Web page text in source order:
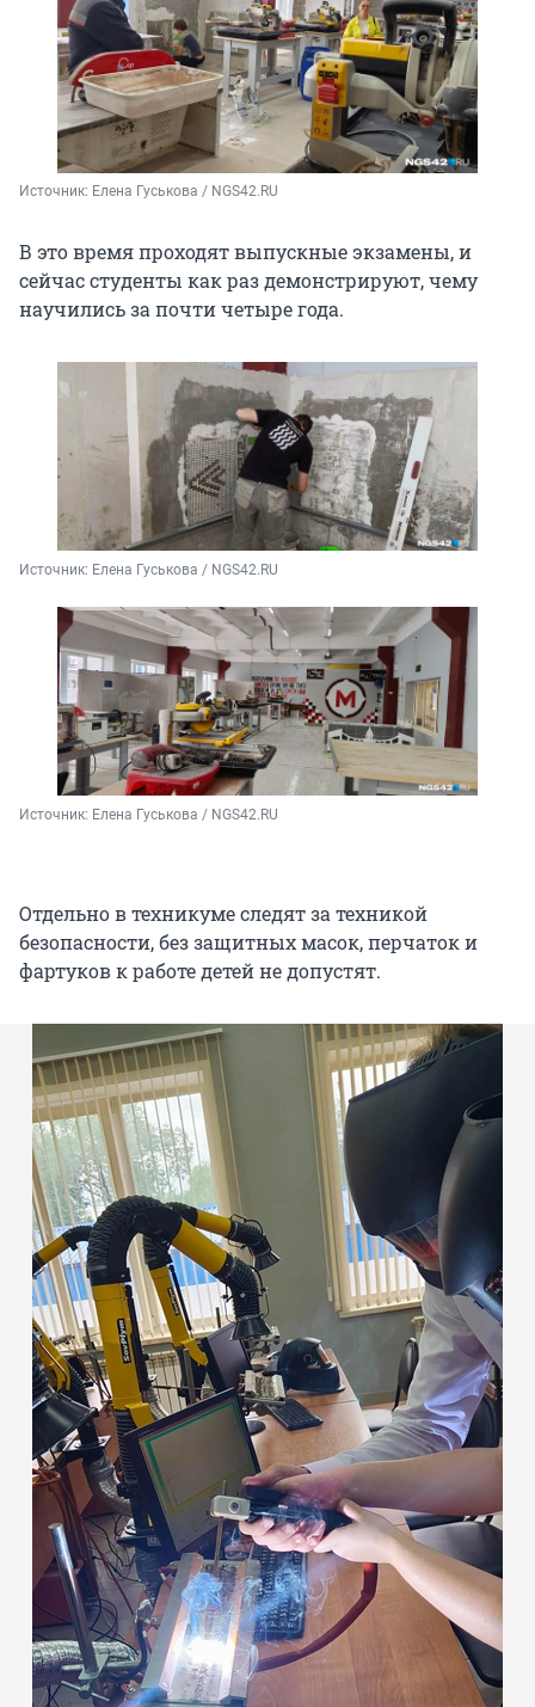
Источник: Елена Гуськова / NGS42.RU
В это время проходят выпускные экзамены, и
сейчас студенты как раз демонстрируют, чему
научились за почти четыре года.
Источник: Елена Гуськова / NGS42.RU
Источник: Елена Гуськова / NGS42.RU
Отдельно в техникуме следят за техникой
безопасности, без защитных масок, перчаток и
фартуков к работе детей не допустят.